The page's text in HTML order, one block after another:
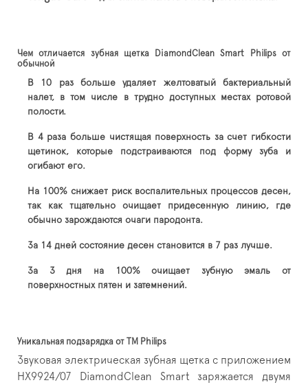
Чем отличается зубная щетка DiamondClean Smart Philips от
обычной
В 10 раз больше удаляет желтоватый бактериальный
налет, в том числе в трудно доступных местах ротовой
полости.
В 4 раза больше чистящая поверхность за счет гибкости
щетинок, которые подстраиваются под форму зуба и
огибают его.
На 100% снижает риск воспалительных процессов десен,
так как тщательно очищает придесенную линию, где
обычно зарождаются очаги пародонта.
За 14 дней состояние десен становится в 7 раз лучше.
За 3 дня на 100% очищает зубную эмаль от
поверхностных пятен и затемнений.
Уникальная подзарядка от ТМ Philips
Звуковая электрическая зубная щетка с приложением
HX9924/07 DiamondClean Smart заряжается двумя